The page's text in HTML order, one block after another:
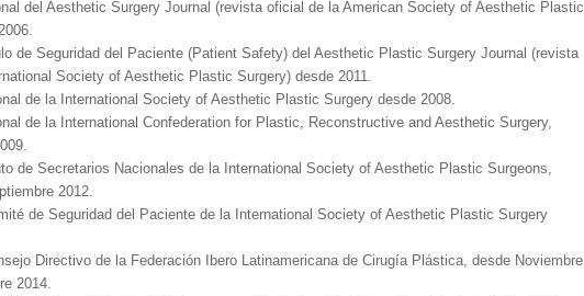
del Aesthetic Surgery Journal (revista oficial de la American Society of Aesthetic Plastic
de Seguridad del Paciente (Patient Safety) del Aesthetic Plastic Surgery Journal (revista
Society of Aesthetic Plastic Surgery) desde 2011.
de la International Society of Aesthetic Plastic Surgery desde 2008.
de la International Confederation for Plastic, Reconstructive and Aesthetic Surgery,
de Secretarios Nacionales de la International Society of Aesthetic Plastic Surgeons,
2012.
de Seguridad del Paciente de la International Society of Aesthetic Plastic Surgery
Directivo de la Federación Ibero Latinamericana de Cirugía Plástica, desde Noviembre
2014.